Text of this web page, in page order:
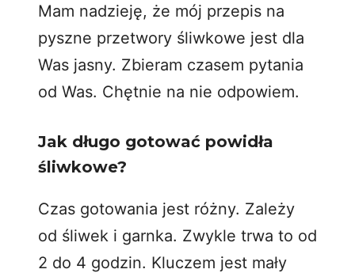
Mam nadzieję, że mój przepis na
pyszne przetwory śliwkowe jest dla
Was jasny. Zbieram czasem pytania
od Was. Chętnie na nie odpowiem.
Jak długo gotować powidła
śliwkowe?
Czas gotowania jest różny. Zależy
od śliwek i garnka. Zwykle trwa to od
2 do 4 godzin. Kluczem jest mały